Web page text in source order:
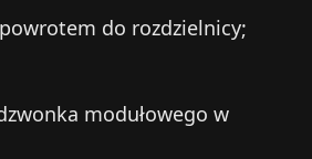
do rozdzielnicy;
modułowego w